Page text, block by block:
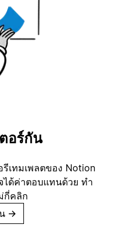
อร์กัน
เทมเพลตของ Notion
ได้ค่าตอบแทนด้วย ทำ
กี่คลิก
→